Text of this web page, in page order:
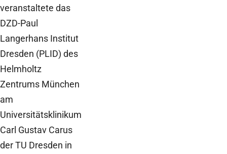
veranstaltete das
DZD-Paul
Langerhans Institut
Dresden (PLID) des
Helmholtz
Zentrums München
am
Universitätsklinikum
Carl Gustav Carus
der TU Dresden in